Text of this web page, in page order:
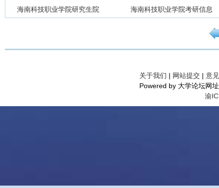
海南科技职业学院研究生院 海南科技职业学院考研信息
关于我们 | 网站提交 | 意
Powered by 大学论坛网
渝